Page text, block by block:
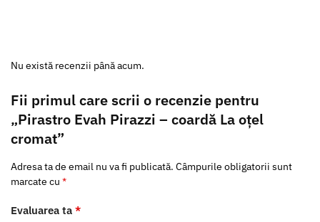
Nu există recenzii până acum.
Fii primul care scrii o recenzie pentru
„Pirastro Evah Pirazzi – coardă La oțel
cromat”
Adresa ta de email nu va fi publicată. Câmpurile obligatorii sunt
marcate cu *
Evaluarea ta *